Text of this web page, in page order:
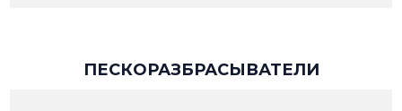
ПЕСКОРАЗБРАСЫВАТЕЛИ